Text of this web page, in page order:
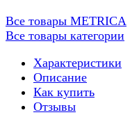
Все товары METRICA
Все товары категории
Характеристики
Описание
Как купить
Отзывы